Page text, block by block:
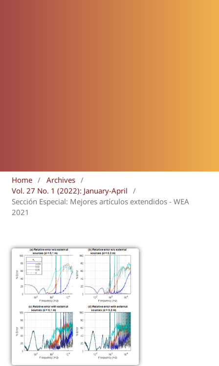
Home / Archives /
Vol. 27 No. 1 (2022): January-April
/
Sección Especial: Mejores artículos extendidos - WEA
2021